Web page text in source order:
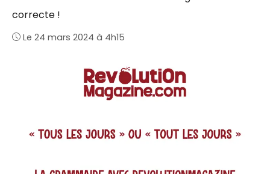
correcte !
Le 24 mars 2024 à 4h15